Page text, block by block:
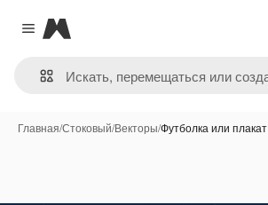
Close menu
Magnific
Главная/Стоковый/Векторы/Футболка или плакат